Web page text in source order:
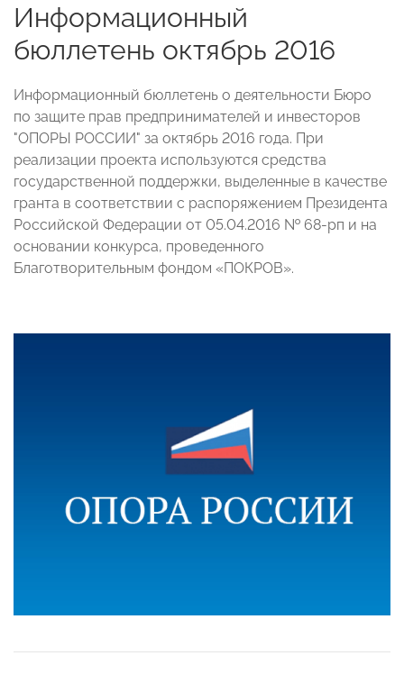
Информационный
бюллетень октябрь 2016
Информационный бюллетень о деятельности Бюро
по защите прав предпринимателей и инвесторов
"ОПОРЫ РОССИИ" за октябрь 2016 года. При
реализации проекта используются средства
государственной поддержки, выделенные в качестве
гранта в соответствии с распоряжением Президента
Российской Федерации от 05.04.2016 № 68-рп и на
основании конкурса, проведенного
Благотворительным фондом «ПОКРОВ».